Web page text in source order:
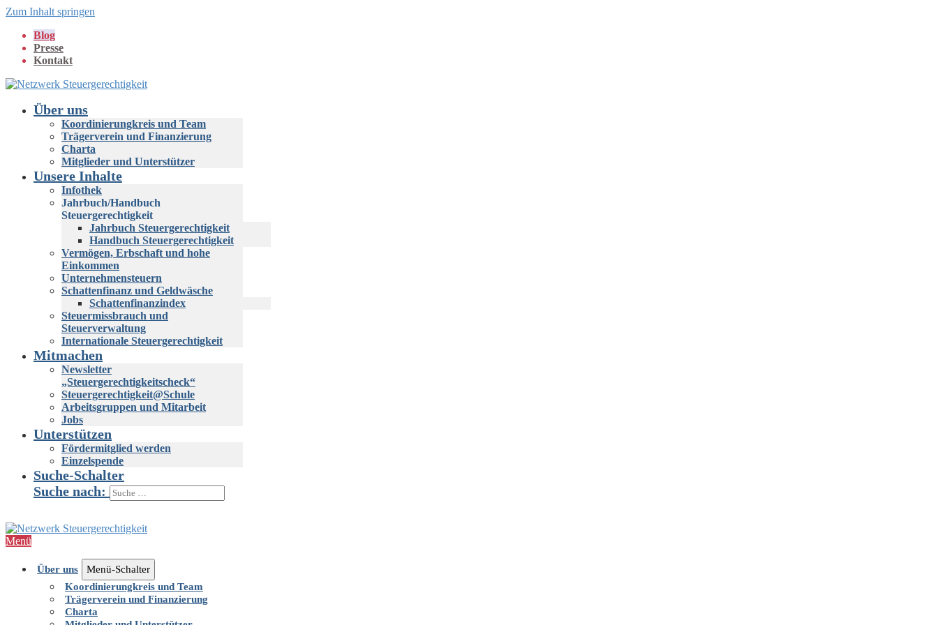
Zum Inhalt springen
Blog
Presse
Kontakt
Über uns
Koordinierungkreis und Team
Trägerverein und Finanzierung
Charta
Mitglieder und Unterstützer
Unsere Inhalte
Infothek
Jahrbuch/Handbuch
Steuergerechtigkeit
Jahrbuch Steuergerechtigkeit
Handbuch Steuergerechtigkeit
Vermögen, Erbschaft und hohe
Einkommen
Unternehmensteuern
Schattenfinanz und Geldwäsche
Schattenfinanzindex
Steuermissbrauch und
Steuerverwaltung
Internationale Steuergerechtigkeit
Mitmachen
Newsletter
„Steuergerechtigkeitscheck“
Steuergerechtigkeit@Schule
Arbeitsgruppen und Mitarbeit
Jobs
Unterstützen
Fördermitglied werden
Einzelspende
Suche-Schalter
Suche nach:
Menü
Über uns
Menü-Schalter
Koordinierungkreis und Team
Trägerverein und Finanzierung
Charta